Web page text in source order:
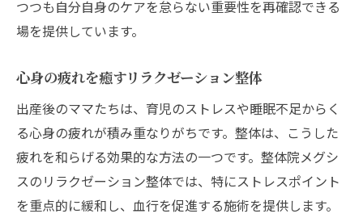
つつも自分自身のケアを怠らない重要性を再確認できる
場を提供しています。
心身の疲れを癒すリラクゼーション整体
出産後のママたちは、育児のストレスや睡眠不足からく
る心身の疲れが積み重なりがちです。整体は、こうした
疲れを和らげる効果的な方法の一つです。整体院メグシ
スのリラクゼーション整体では、特にストレスポイント
を重点的に緩和し、血行を促進する施術を提供します。